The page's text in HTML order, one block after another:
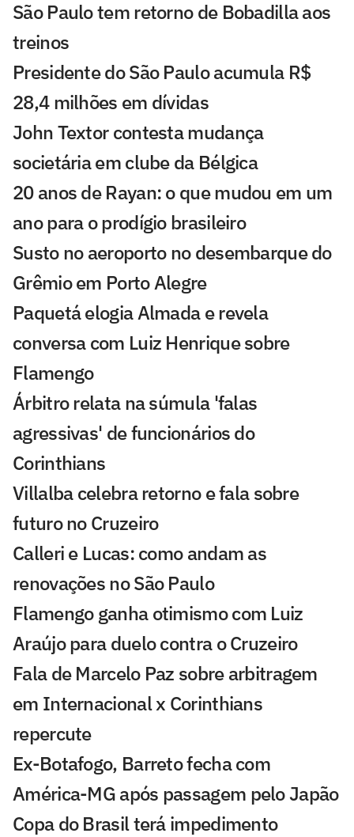
São Paulo tem retorno de Bobadilla aos
treinos
Presidente do São Paulo acumula R$
28,4 milhões em dívidas
John Textor contesta mudança
societária em clube da Bélgica
20 anos de Rayan: o que mudou em um
ano para o prodígio brasileiro
Susto no aeroporto no desembarque do
Grêmio em Porto Alegre
Paquetá elogia Almada e revela
conversa com Luiz Henrique sobre
Flamengo
Árbitro relata na súmula 'falas
agressivas' de funcionários do
Corinthians
Villalba celebra retorno e fala sobre
futuro no Cruzeiro
Calleri e Lucas: como andam as
renovações no São Paulo
Flamengo ganha otimismo com Luiz
Araújo para duelo contra o Cruzeiro
Fala de Marcelo Paz sobre arbitragem
em Internacional x Corinthians
repercute
Ex-Botafogo, Barreto fecha com
América-MG após passagem pelo Japão
Copa do Brasil terá impedimento